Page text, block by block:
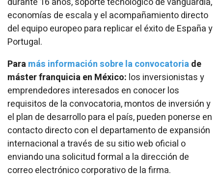
economías de escala y el acompañamiento directo
del equipo europeo para replicar el éxito de España y
Portugal.
Paramás información sobre la convocatoriade
máster franquicia en México: los inversionistas y
emprendedores interesados en conocer los
requisitos de la convocatoria, montos de inversión y
el plan de desarrollo para el país, pueden ponerse en
contacto directo con el departamento de expansión
internacional a través de su sitio web oficial o
enviando una solicitud formal a la dirección de
correo electrónico corporativo de la firma.